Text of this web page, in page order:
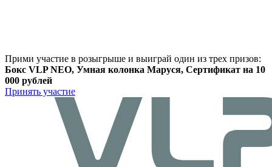
Прими участие в розыгрыше и выиграй один из трех призов:
Бокс VLP NEO, Умная колонка Маруся, Сертификат на 10
000 рублей
Принять участие